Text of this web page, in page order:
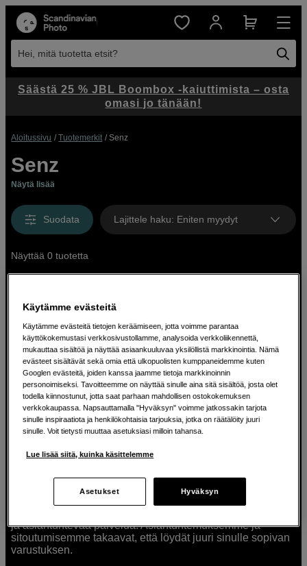
Hei, mitä tuotetta etsit?
Aloitussivu Tuotemerkit Senz
Senz
Näytä lisää
Suodata Lajittele haku: Eniten myydyt
Näyttää 0 tuotetta
Ratkaisuja luoville ihmisille jo vuodesta
1982
Olemme Scandinavian Photolla jo yli 40 vuoden ajan
auttaneet luovia ihmisiä toteuttamaan visioitaan.
Tarjoamme inspiraatiota, asiantuntemusta ja tuotteita
muun muassa valokuvauksen, äänen, videokuvauksen ja
musiikin ja taiteen harrastajia. Oikeilla työkaluilla ideat
muuttuvat todellisuudeksi. Autamme sinua valitsemaan
ja asiantuntevaa palvelua. Asiantuntemuksemme ja
sitoutumisemme takaavat, että löydät juuri sinulle sopivan
varustuksen.
Säästä 25 % JBL Boombox -kaiuttimista – osta
omasi jo tänään!
Käytämme evästeitä
Käytämme evästeitä tietojen keräämiseen, jotta voimme parantaa
käyttökokemustasi verkkosivustollamme, analysoida verkkoliikennettä,
mukauttaa sisältöä ja näyttää asiaankuuluvaa yksilöllistä markkinointia. Nämä
evästeet sisältävät sekä omia että ulkopuolisten kumppaneidemme kuten
Googlen evästeitä, joiden kanssa jaamme tietoja markkinoinnin
personoimiseksi. Tavoitteemme on näyttää sinulle aina sitä sisältöä, josta olet
todella kiinnostunut, jotta saat parhaan mahdollisen ostokokemuksen
verkkokaupassa. Napsauttamalla "Hyväksyn" voimme jatkossakin tarjota
sinulle inspiraatiota ja henkilökohtaisia tarjouksia, jotka on räätälöity juuri
sinulle. Voit tietysti muuttaa asetuksiasi milloin tahansa.
Lue lisää siitä, kuinka käsittelemme
Asetukset Hyväksyn